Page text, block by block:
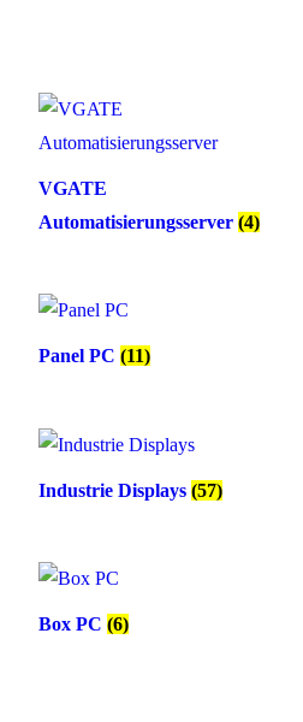
VGATE
Automatisierungsserver (4)
Panel PC (11)
Industrie Displays (57)
Box PC (6)